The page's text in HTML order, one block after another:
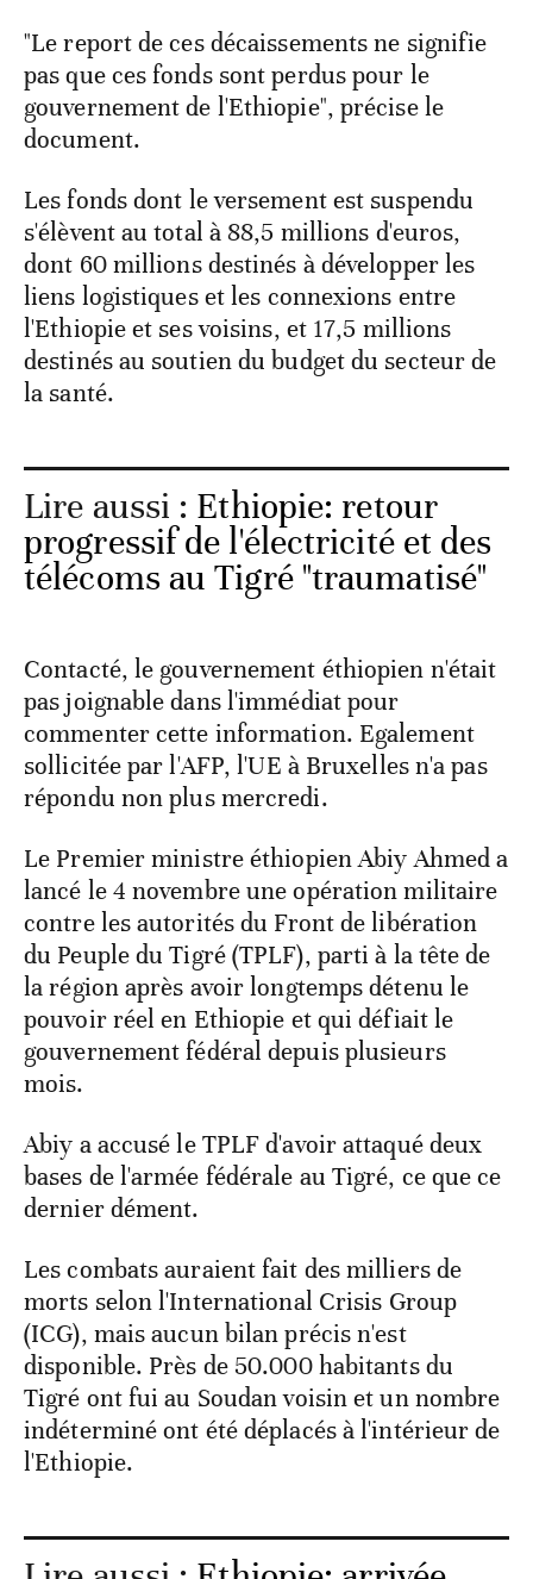
"Le report de ces décaissements ne signifie
pas que ces fonds sont perdus pour le
gouvernement de l'Ethiopie", précise le
document.
Les fonds dont le versement est suspendu
s'élèvent au total à 88,5 millions d'euros,
dont 60 millions destinés à développer les
liens logistiques et les connexions entre
l'Ethiopie et ses voisins, et 17,5 millions
destinés au soutien du budget du secteur de
la santé.
Lire aussi : Ethiopie: retour
progressif de l'électricité et des
télécoms au Tigré "traumatisé"
Contacté, le gouvernement éthiopien n'était
pas joignable dans l'immédiat pour
commenter cette information. Egalement
sollicitée par l'AFP, l'UE à Bruxelles n'a pas
répondu non plus mercredi.
Le Premier ministre éthiopien Abiy Ahmed a
lancé le 4 novembre une opération militaire
contre les autorités du Front de libération
du Peuple du Tigré (TPLF), parti à la tête de
la région après avoir longtemps détenu le
pouvoir réel en Ethiopie et qui défiait le
gouvernement fédéral depuis plusieurs
mois.
Abiy a accusé le TPLF d'avoir attaqué deux
bases de l'armée fédérale au Tigré, ce que ce
dernier dément.
Les combats auraient fait des milliers de
morts selon l'International Crisis Group
(ICG), mais aucun bilan précis n'est
disponible. Près de 50.000 habitants du
Tigré ont fui au Soudan voisin et un nombre
indéterminé ont été déplacés à l'intérieur de
l'Ethiopie.